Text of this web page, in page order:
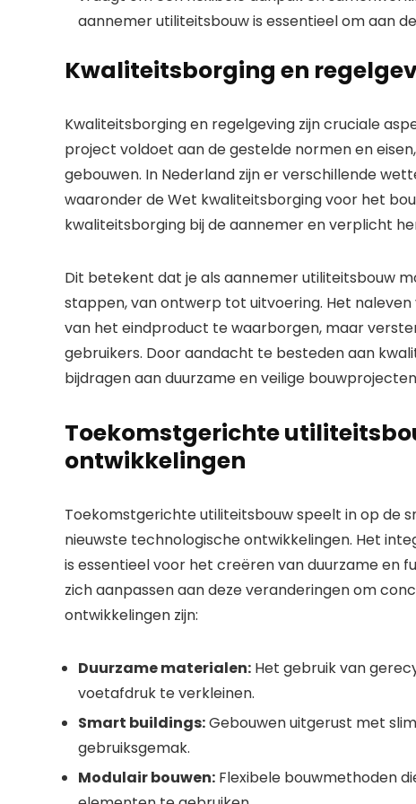
aannemer utiliteitsbouw is essentieel om aan
Kwaliteitsborging en
Kwaliteitsborging en regelgeving zijn cruciale
project voldoet aan de gestelde normen en
gebouwen. In Nederland zijn er verschillende
waaronder de Wet kwaliteitsborging voor het
kwaliteitsborging bij de aannemer en verplicht
Dit betekent dat je als aannemer utiliteitsbouw
stappen, van ontwerp tot uitvoering. Het
van het eindproduct te waarborgen, maar
gebruikers. Door aandacht te besteden aan
bijdragen aan duurzame en veilige
Toekomstgerichte
ontwikkelingen
Toekomstgerichte utiliteitsbouw speelt in op de
nieuwste technologische ontwikkelingen. Het
is essentieel voor het creëren van duurzame en
zich aanpassen aan deze veranderingen om
ontwikkelingen zijn:
Duurzame materialen: Het gebruik van
voetafdruk te verkleinen.
Smart buildings:Gebouwen uitgerust met
gebruiksgemak.
Modulair bouwen: Flexibele bouwmethoden